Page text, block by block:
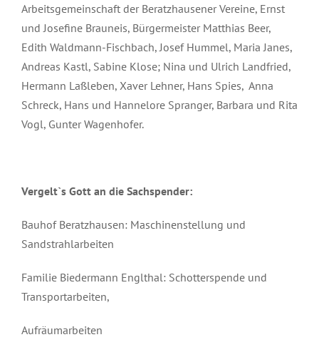
Arbeitsgemeinschaft der Beratzhausener Vereine, Ernst
und Josefine Brauneis, Bürgermeister Matthias Beer,
Edith Waldmann-Fischbach, Josef Hummel, Maria Janes,
Andreas Kastl, Sabine Klose; Nina und Ulrich Landfried,
Hermann Laßleben, Xaver Lehner, Hans Spies, Anna
Schreck, Hans und Hannelore Spranger, Barbara und Rita
Vogl, Gunter Wagenhofer.
Vergelt`s Gott an die Sachspender:
Bauhof Beratzhausen: Maschinenstellung und
Sandstrahlarbeiten
Familie Biedermann Englthal: Schotterspende und
Transportarbeiten,
Aufräumarbeiten